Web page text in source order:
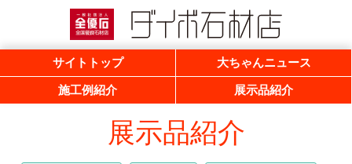
一般社団法人 全優石 全国優良石材店
サイトトップ
大ちゃんニュース
施工例紹介
展示品紹介
展示品紹介